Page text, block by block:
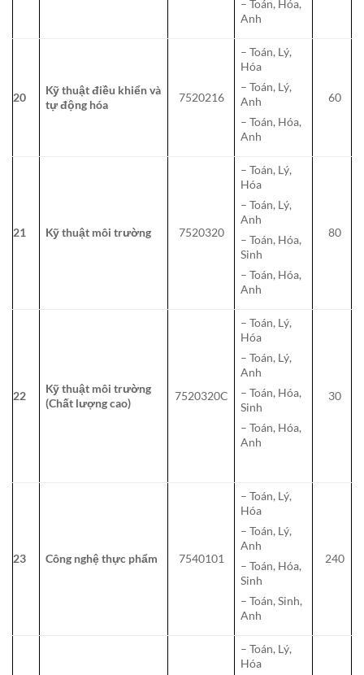
– Toán, Hóa,
Anh
20
Kỹ thuật điều khiển và
tự động hóa
7520216
– Toán, Lý,
Hóa
– Toán, Lý,
Anh
– Toán, Hóa,
Anh
60
21 Kỹ thuật môi trường 7520320
– Toán, Lý,
Hóa
– Toán, Lý,
Anh
– Toán, Hóa,
Sinh
– Toán, Hóa,
Anh
80
22
Kỹ thuật môi trường
(Chất lượng cao)
7520320C
– Toán, Lý,
Hóa
– Toán, Lý,
Anh
– Toán, Hóa,
Sinh
– Toán, Hóa,
Anh
30
23 Công nghệ thực phẩm 7540101
– Toán, Lý,
Hóa
– Toán, Lý,
Anh
– Toán, Hóa,
Sinh
– Toán, Sinh,
Anh
240
– Toán, Lý,
Hóa